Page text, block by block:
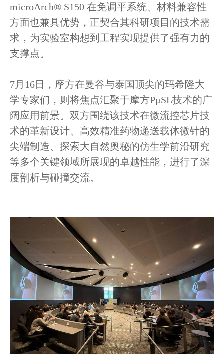
microArch® S150 在免调平系统、材料兼容性
方面也兼具优势，正契合其科研项目的技术需
求，为实验室构想到工程实现提供了强有力的
支撑点。
7月16日，摩方在曼谷与泰国顶尖的玛希隆大
学专家们，则将焦点汇聚于摩方PμSL技术的广
阔应用前景。双方围绕该技术在微流控芯片技
术的革新设计、高效精准药物递送载体微针的
尖端制造、探索大自然奥秘的仿生学前沿研究
等多个关键领域所展现的卓越性能，进行了深
度剖析与碰撞交流。